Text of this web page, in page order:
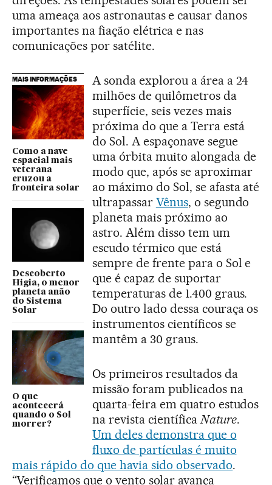
uma ameaça aos astronautas e causar danos
importantes na fiação elétrica e nas
comunicações por satélite.
MAIS INFORMAÇÕES
Como a nave
espacial mais
veterana
cruzou a
fronteira solar
Descoberto
Higia, o menor
planeta anão
do Sistema
Solar
O que
acontecerá
quando o Sol
morrer?
A sonda explorou a área a 24
milhões de quilômetros da
superfície, seis vezes mais
próxima do que a Terra está
do Sol. A espaçonave segue
uma órbita muito alongada de
modo que, após se aproximar
ao máximo do Sol, se afasta até
ultrapassar Vênus, o segundo
planeta mais próximo ao
astro. Além disso tem um
escudo térmico que está
sempre de frente para o Sol e
que é capaz de suportar
temperaturas de 1.400 graus.
Do outro lado dessa couraça os
instrumentos científicos se
mantêm a 30 graus.
Os primeiros resultados da
missão foram publicados na
quarta-feira em quatro estudos
na revista científicaNature.
Um deles demonstra que o
fluxo de partículas é muito
mais rápido do que havia sido observado.
“Verificamos que o vento solar avança